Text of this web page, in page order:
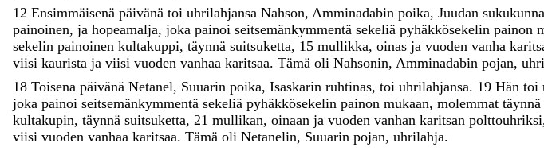
12 Ensimmäisenä päivänä toi uhrilahjansa Nahson, Amminadabin poika, Juudan
painoinen, ja hopeamalja, joka painoi seitsemänkymmentä sekeliä pyhäkkösekelin painon
sekelin painoinen kultakuppi, täynnä suitsuketta, 15 mullikka, oinas ja vuoden vanha
viisi kaurista ja viisi vuoden vanhaa karitsaa. Tämä oli Nahsonin, Amminadabin pojan,
18 Toisena päivänä Netanel, Suuarin poika, Isaskarin ruhtinas, toi uhrilahjansa. 19 Hän toi
joka painoi seitsemänkymmentä sekeliä pyhäkkösekelin painon mukaan, molemmat täynnä
kultakupin, täynnä suitsuketta, 21 mullikan, oinaan ja vuoden vanhan karitsan polttouhriksi,
viisi vuoden vanhaa karitsaa. Tämä oli Netanelin, Suuarin pojan, uhrilahja.